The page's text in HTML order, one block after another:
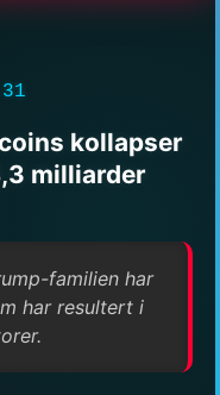
kollapser
milliarder
familien har
har resultert i